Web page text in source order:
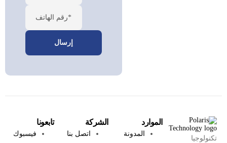
رقم الهاتف*
تكنولوجيا
الموارد
المدونة
الشركة
اتصل بنا
تابعونا
فيسبوك